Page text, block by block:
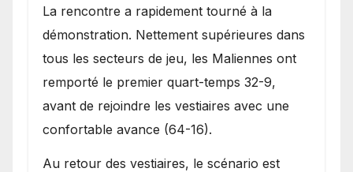
La rencontre a rapidement tourné à la
démonstration. Nettement supérieures dans
tous les secteurs de jeu, les Maliennes ont
remporté le premier quart-temps 32-9,
avant de rejoindre les vestiaires avec une
confortable avance (64-16).
Au retour des vestiaires, le scénario est